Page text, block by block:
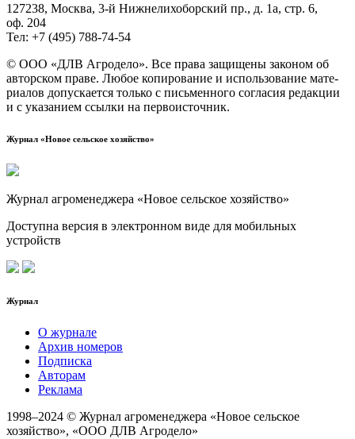
127238, Москва, 3‑й Ниж­не­ли­хо­бор­ский пр., д. 1а, стр. 6,
оф. 204
Тел: +7 (495) 788‑74‑54
© ООО «ДЛВ Агро­де­ло». Все пра­ва защи­ще­ны зако­ном об
автор­ском пра­ве. Любое копи­ро­ва­ние и исполь­зо­ва­ние мате­
ри­а­лов допус­ка­ет­ся толь­ко с пись­мен­но­го согла­сия редак­ции
и с ука­за­ни­ем ссыл­ки на первоисточник.
Журнал «Новое сельское хозяйство»
Журнал агроменеджера «Новое сельское хозяйство»
Доступна версия в электронном виде для мобильных
устройств
Журнал
О журнале
Архив номеров
Подписка
Авторам
Реклама
1998–2024 © Журнал агроменеджера «Новое сельское
хозяйство», «ООО ДЛВ Агродело»